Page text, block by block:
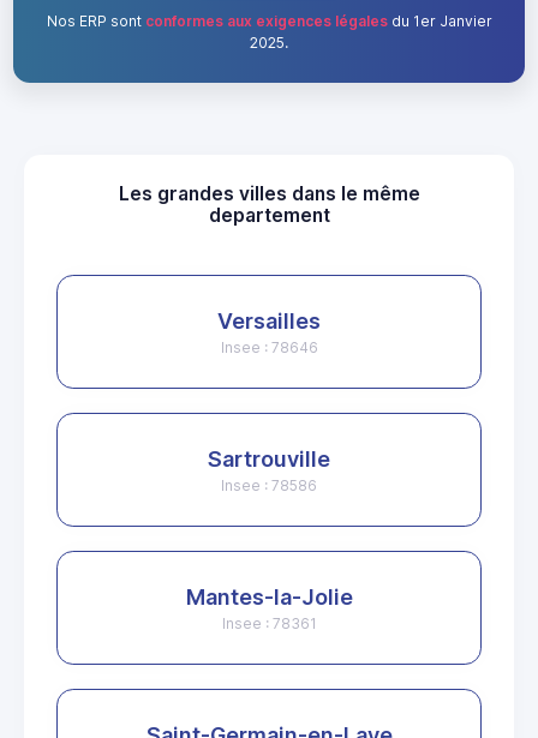
Nos ERP sont conformes aux exigences légalesdu 1er Janvier
2025.
Les grandes villes dans le même
departement
Versailles
Insee : 78646
Sartrouville
Insee : 78586
Mantes-la-Jolie
Insee : 78361